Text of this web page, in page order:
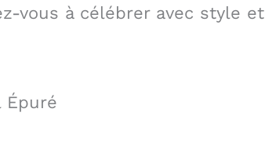
vous à célébrer avec style et
Épuré